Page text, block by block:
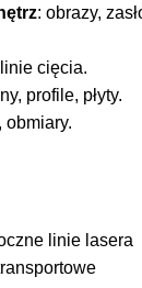
: obrazy,
linie cięcia.
profile, płyty.
obmiary.
linie lasera